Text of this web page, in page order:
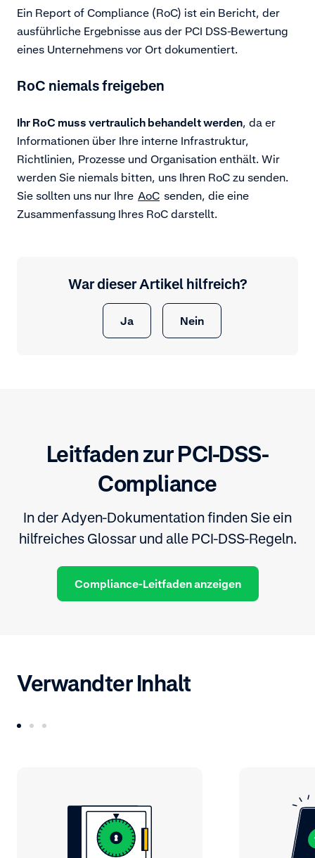
Ein Report of Compliance (RoC) ist ein Bericht, der
ausführliche Ergebnisse aus der PCI DSS-Bewertung
eines Unternehmens vor Ort dokumentiert.
RoC niemals freigeben
Ihr RoC muss vertraulich behandelt werden, da er
Informationen über Ihre interne Infrastruktur,
Richtlinien, Prozesse und Organisation enthält. Wir
werden Sie niemals bitten, uns Ihren RoC zu senden.
Sie sollten uns nur Ihre AoC senden, die eine
Zusammenfassung Ihres RoC darstellt.
War dieser Artikel hilfreich?
Ja Nein
Leitfaden zur PCI-DSS-
Compliance
In der Adyen-Dokumentation finden Sie ein
hilfreiches Glossar und alle PCI-DSS-Regeln.
Compliance-Leitfaden anzeigen
Verwandter Inhalt